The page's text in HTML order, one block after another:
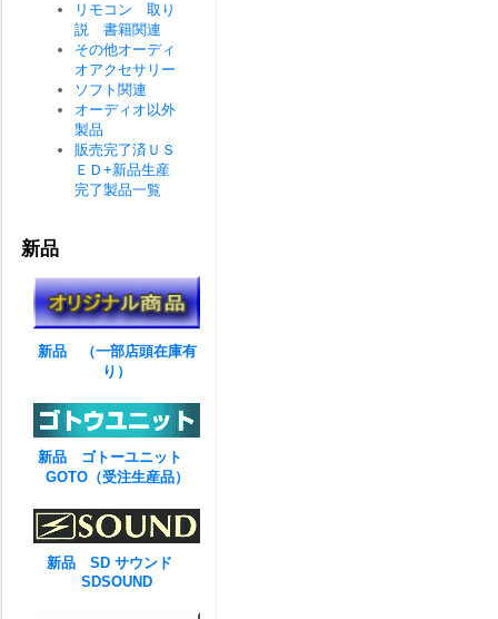
リモコン 取り
説 書籍関連
その他オーディ
オアクセサリー
ソフト関連
オーディオ以外
製品
販売完了済ＵＳ
ＥＤ+新品生産
完了製品一覧
新品
新品 （一部店頭在庫有
り）
新品 ゴトーユニット
GOTO（受注生産品）
新品 SD サウンド
SDSOUND